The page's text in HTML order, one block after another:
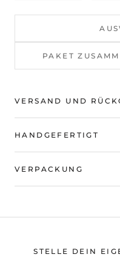
PAKET
VERSAND UND
HANDGEFERTIGT
VERPACKUNG
STELLE DEIN